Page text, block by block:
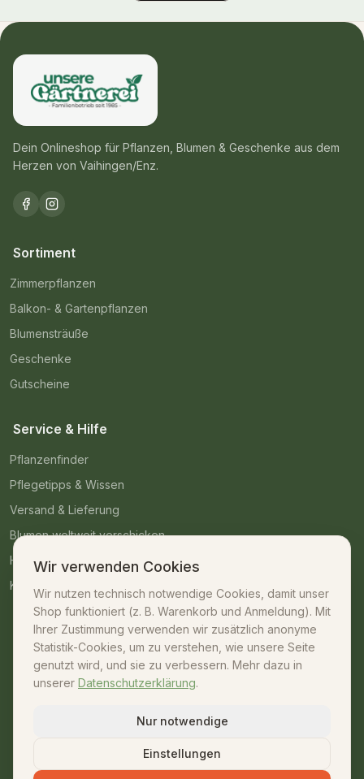
Dein Onlineshop für Pflanzen, Blumen & Geschenke aus dem
Herzen von Vaihingen/Enz.
Sortiment
Zimmerpflanzen
Balkon- & Gartenpflanzen
Blumensträuße
Geschenke
Gutscheine
Service & Hilfe
Pflanzenfinder
Pflegetipps & Wissen
Versand & Lieferung
Blumen weltweit verschicken
Häufige Fragen
Kontakt
Kontakt
07042 – 23009
shop@unsere-gaertnerei.de
Wir verwenden Cookies
Wir nutzen technisch notwendige Cookies, damit unser
Shop funktioniert (z. B. Warenkorb und Anmeldung). Mit
Ihrer Zustimmung verwenden wir zusätzlich anonyme
Statistik-Cookies, um zu verstehen, wie unsere Seite
genutzt wird, und sie zu verbessern. Mehr dazu in
unserer Datenschutzerklärung.
Nur notwendige
Einstellungen